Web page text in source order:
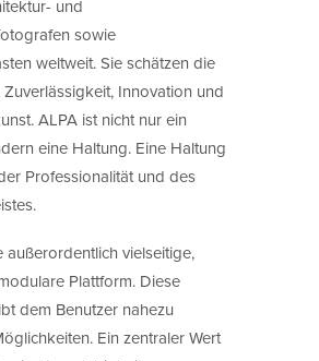
und
sowie
weltweit. Sie schätzen die
Innovation und
ALPA ist nicht nur ein
eine Haltung. Eine Haltung
Professionalität und des
außerordentlich vielseitige,
Plattform. Diese
dem Benutzer nahezu
Ein zentraler Wert